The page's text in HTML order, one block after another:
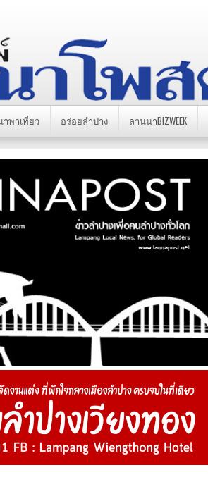
พาเที่ยว อร่อยลำปาง ลานนาBIZWEEK